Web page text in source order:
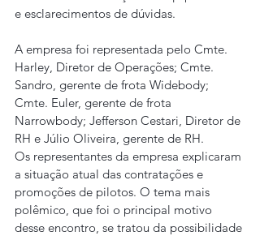
e esclarecimentos de dúvidas.
A empresa foi representada pelo Cmte.
Harley, Diretor de Operações; Cmte.
Sandro, gerente de frota Widebody;
Cmte. Euler, gerente de frota
Narrowbody; Jefferson Cestari, Diretor de
RH e Júlio Oliveira, gerente de RH.
Os representantes da empresa explicaram
a situação atual das contratações e
promoções de pilotos. O tema mais
polêmico, que foi o principal motivo
desse encontro, se tratou da possibilidade